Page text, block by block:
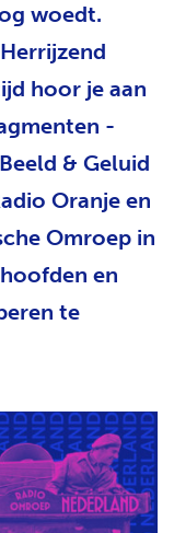
woedt.
hoor je aan
-
& Geluid
Oranje en
Omroep in
en
te